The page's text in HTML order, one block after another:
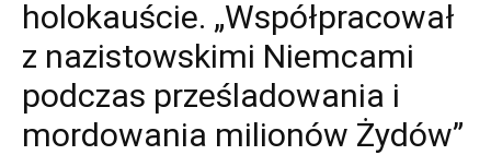
holokauście. „Współpracował
z nazistowskimi Niemcami
podczas prześladowania i
mordowania milionów Żydów”